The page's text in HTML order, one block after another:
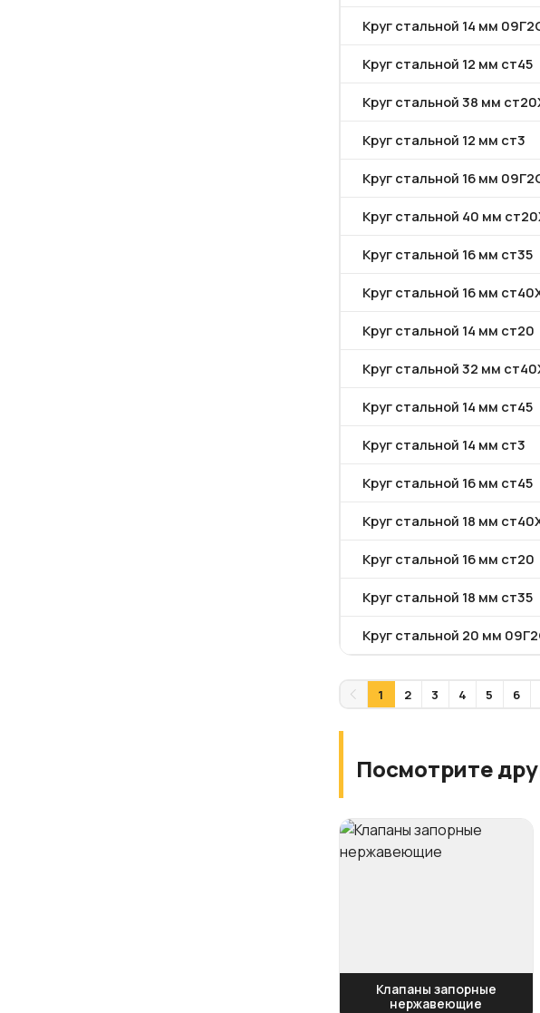
Круг стальной 14 мм
Круг стальной 12 мм ст45
Круг стальной 38 мм
Круг стальной 12 мм ст3
Круг стальной 16 мм
Круг стальной 40 мм
Круг стальной 16 мм ст35
Круг стальной 16 мм
Круг стальной 14 мм ст20
Круг стальной 32 мм
Круг стальной 14 мм ст45
Круг стальной 14 мм ст3
Круг стальной 16 мм ст45
Круг стальной 18 мм
Круг стальной 16 мм ст20
Круг стальной 18 мм ст35
Круг стальной 20 мм
1 2 3 4 5 6
Посмотрите
Клапаны запорные
нержавеющие